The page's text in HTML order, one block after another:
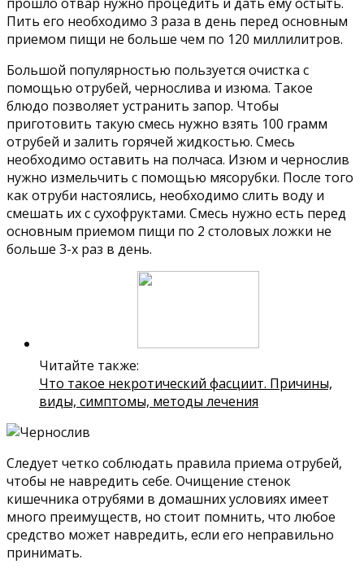
Пить его необходимо 3 раза в день перед основным
приемом пищи не больше чем по 120 миллилитров.
Большой популярностью пользуется очистка с
помощью отрубей, чернослива и изюма. Такое
блюдо позволяет устранить запор. Чтобы
приготовить такую смесь нужно взять 100 грамм
отрубей и залить горячей жидкостью. Смесь
необходимо оставить на полчаса. Изюм и чернослив
нужно измельчить с помощью мясорубки. После того
как отруби настоялись, необходимо слить воду и
смешать их с сухофруктами. Смесь нужно есть перед
основным приемом пищи по 2 столовых ложки не
больше 3-х раз в день.
Читайте также:
Что такое некротический фасциит. Причины,
виды, симптомы, методы лечения
Следует четко соблюдать правила приема отрубей,
чтобы не навредить себе. Очищение стенок
кишечника отрубями в домашних условиях имеет
много преимуществ, но стоит помнить, что любое
средство может навредить, если его неправильно
принимать.